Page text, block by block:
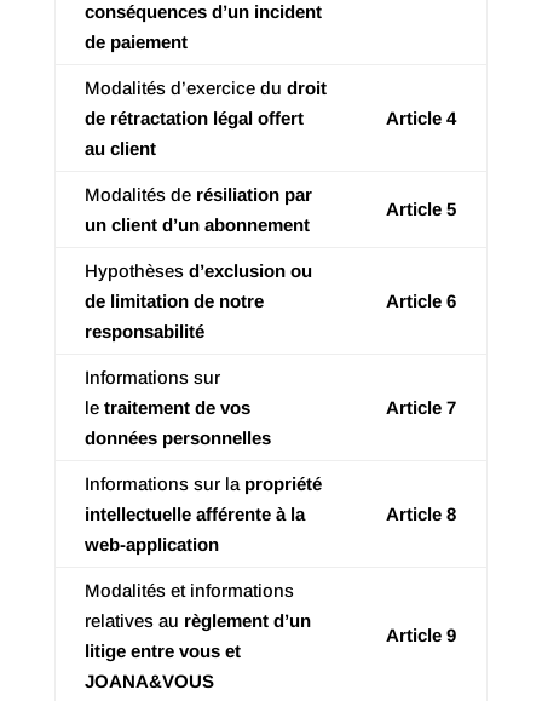
conséquences d’un incident
de paiement
Modalités d’exercice du droit
de rétractation légal offert
au client
Article 4
Modalités de résiliation par
un client d’un abonnement
Article 5
Hypothèses d’exclusion ou
de limitation de notre
responsabilité
Article 6
Informations sur
le traitement de vos
données personnelles
Article 7
Informations sur la propriété
intellectuelle afférente à la
web-application
Article 8
Modalités et informations
relatives au règlement d’un
litige entre vous et
JOANA&VOUS
Article 9